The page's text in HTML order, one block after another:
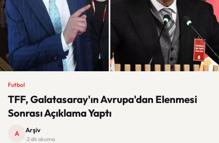
Futbol
TFF, Galatasaray'ın Avrupa'dan Elenmesi
Sonrası Açıklama Yaptı
A Arşiv
· 2 dk okuma